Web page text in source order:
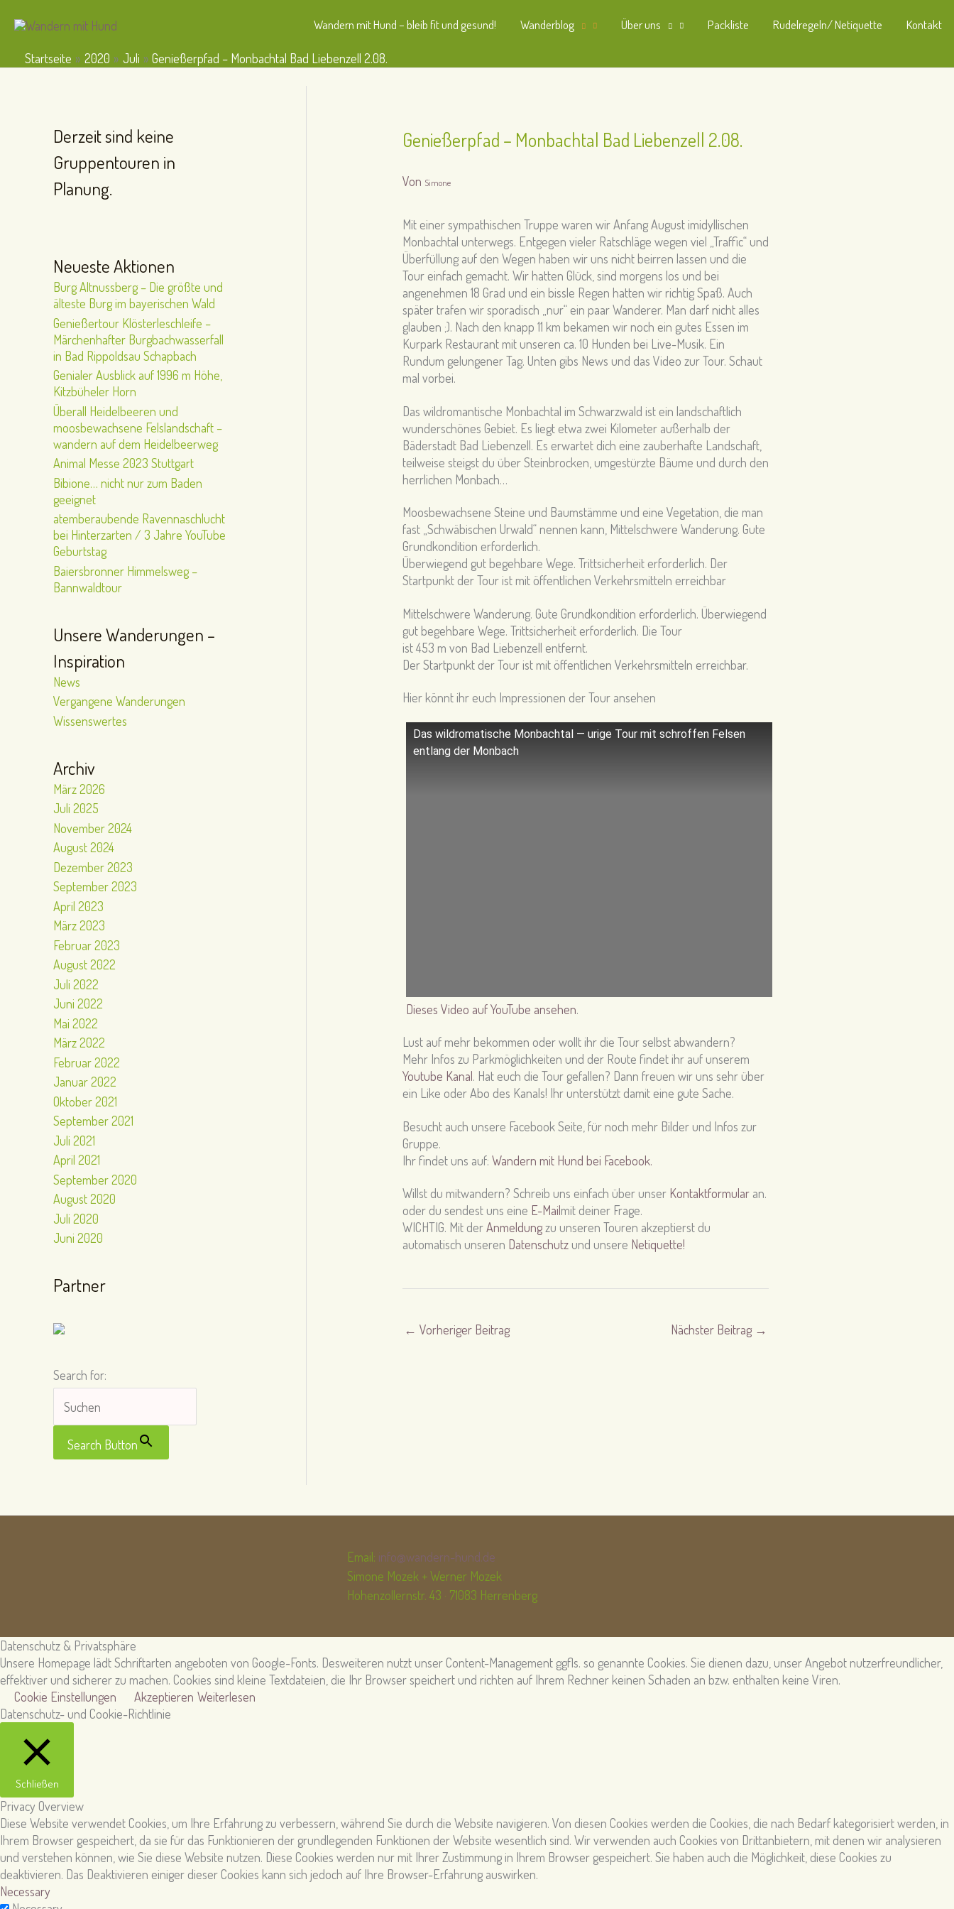
Inhalt
Wandern mit Hund – bleib fit und gesund! Wanderblog Über uns Packliste Rudelregeln/ Netiquette Kontakt
Startseite 2020 Juli Genießerpfad – Monbachtal Bad Liebenzell 2.08.
Derzeit sind keine
Gruppentouren in
Planung.
Neueste Aktionen
Burg Altnussberg – Die größte und
älteste Burg im bayerischen Wald
Genießertour Klösterleschleife –
Märchenhafter Burgbachwasserfall
in Bad Rippoldsau Schapbach
Genialer Ausblick auf 1996 m Höhe,
Kitzbüheler Horn
Überall Heidelbeeren und
moosbewachsene Felslandschaft –
wandern auf dem Heidelbeerweg
Animal Messe 2023 Stuttgart
Bibione… nicht nur zum Baden
geeignet
atemberaubende Ravennaschlucht
bei Hinterzarten / 3 Jahre YouTube
Geburtstag
Baiersbronner Himmelsweg –
Bannwaldtour
Unsere Wanderungen –
Inspiration
News
Vergangene Wanderungen
Wissenswertes
Archiv
März 2026
Juli 2025
November 2024
August 2024
Dezember 2023
September 2023
April 2023
März 2023
Februar 2023
August 2022
Juli 2022
Juni 2022
Mai 2022
März 2022
Februar 2022
Januar 2022
Oktober 2021
September 2021
Juli 2021
April 2021
September 2020
August 2020
Juli 2020
Juni 2020
Partner
Search for:
Search Button
Genießerpfad – Monbachtal Bad Liebenzell 2.08.
Von Simone
Mit einer sympathischen Truppe waren wir Anfang August imidyllischen
Monbachtal unterwegs. Entgegen vieler Ratschläge wegen viel „Traffic“ und
Überfüllung auf den Wegen haben wir uns nicht beirren lassen und die
Tour einfach gemacht. Wir hatten Glück, sind morgens los und bei
angenehmen 18 Grad und ein bissle Regen hatten wir richtig Spaß. Auch
später trafen wir sporadisch „nur“ ein paar Wanderer. Man darf nicht alles
glauben ;). Nach den knapp 11 km bekamen wir noch ein gutes Essen im
Kurpark Restaurant mit unseren ca. 10 Hunden bei Live-Musik. Ein
Rundum gelungener Tag. Unten gibs News und das Video zur Tour. Schaut
mal vorbei.
Das wildromantische Monbachtal im Schwarzwald ist ein landschaftlich
wunderschönes Gebiet. Es liegt etwa zwei Kilometer außerhalb der
Bäderstadt Bad Liebenzell. Es erwartet dich eine zauberhafte Landschaft,
teilweise steigst du über Steinbrocken, umgestürzte Bäume und durch den
herrlichen Monbach…
Moosbewachsene Steine und Baumstämme und eine Vegetation, die man
fast „Schwäbischen Urwald“ nennen kann, Mittelschwere Wanderung. Gute
Grundkondition erforderlich.
Überwiegend gut begehbare Wege. Trittsicherheit erforderlich. Der
Startpunkt der Tour ist mit öffentlichen Verkehrsmitteln erreichbar
Mittelschwere Wanderung. Gute Grundkondition erforderlich. Überwiegend
gut begehbare Wege. Trittsicherheit erforderlich. Die Tour
ist453 m von Bad Liebenzell entfernt.
Der Startpunkt der Tour ist mit öffentlichen Verkehrsmitteln erreichbar.
Hier könnt ihr euch Impressionen der Tour ansehen
Das wildromatische Monbachtal — urige Tour mit schroffen Felsen
entlang der Monbach
Dieses Video auf YouTube ansehen.
Lust auf mehr bekommen oder wollt ihr die Tour selbst abwandern?
Mehr Infos zu Parkmöglichkeiten und der Route findet ihr auf unserem
Youtube Kanal. Hat euch die Tour gefallen? Dann freuen wir uns sehr über
ein Like oder Abo des Kanals! Ihr unterstützt damit eine gute Sache.
Besucht auch unsere Facebook Seite, für noch mehr Bilder und Infos zur
Gruppe.
Ihr findet uns auf: Wandern mit Hund bei Facebook.
Willst du mitwandern? Schreib uns einfach über unser Kontaktformular an.
oder du sendest uns eine E-Mailmit deiner Frage.
WICHTIG. Mit derAnmeldungzu unseren Touren akzeptierst du
automatisch unseren Datenschutz und unsere Netiquette!
← Vorheriger Beitrag Nächster Beitrag →
Email: info@wandern-hund.de
Simone Mozek + Werner Mozek
Hohenzollernstr. 43 · 71083 Herrenberg
Datenschutz & Privatsphäre
Unsere Homepage lädt Schriftarten angeboten von Google-Fonts. Desweiteren nutzt unser Content-Management ggfls. so genannte Cookies. Sie dienen dazu, unser Angebot nutzerfreundlicher,
effektiver und sicherer zu machen. Cookies sind kleine Textdateien, die Ihr Browser speichert und richten auf Ihrem Rechner keinen Schaden an bzw. enthalten keine Viren.
Cookie Einstellungen
Akzeptieren Weiterlesen
Datenschutz- und Cookie-Richtlinie
Schließen
Privacy Overview
Diese Website verwendet Cookies, um Ihre Erfahrung zu verbessern, während Sie durch die Website navigieren. Von diesen Cookies werden die Cookies, die nach Bedarf kategorisiert werden, in
Ihrem Browser gespeichert, da sie für das Funktionieren der grundlegenden Funktionen der Website wesentlich sind. Wir verwenden auch Cookies von Drittanbietern, mit denen wir analysieren
und verstehen können, wie Sie diese Website nutzen. Diese Cookies werden nur mit Ihrer Zustimmung in Ihrem Browser gespeichert. Sie haben auch die Möglichkeit, diese Cookies zu
deaktivieren. Das Deaktivieren einiger dieser Cookies kann sich jedoch auf Ihre Browser-Erfahrung auswirken.
Necessary